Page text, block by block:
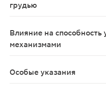
грудью
Влияние на способность
механизмами
Особые указания